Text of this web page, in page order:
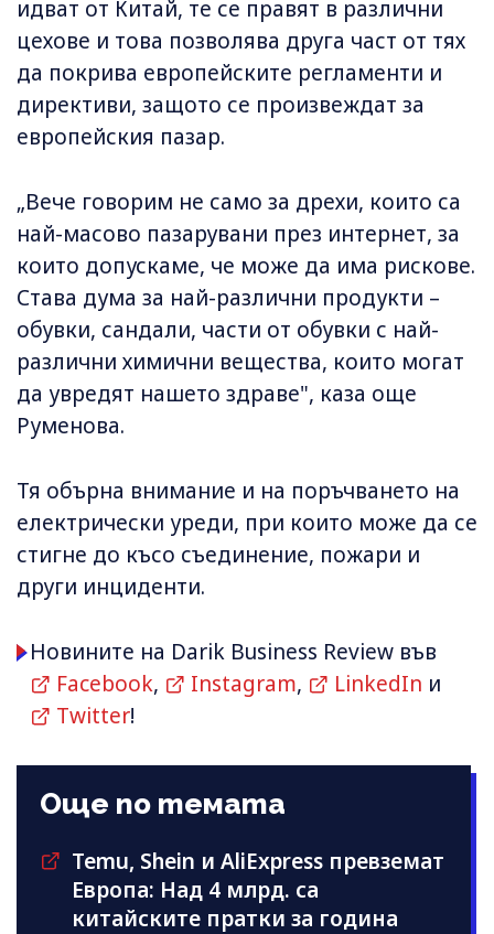
идват от Китай, те се правят в различни
цехове и това позволява друга част от тях
да покрива европейските регламенти и
директиви, защото се произвеждат за
европейския пазар.
„Вече говорим не само за дрехи, които са
най-масово пазарувани през интернет, за
които допускаме, че може да има рискове.
Става дума за най-различни продукти –
обувки, сандали, части от обувки с най-
различни химични вещества, които могат
да увредят нашето здраве", каза още
Руменова.
Тя обърна внимание и на поръчването на
електрически уреди, при които може да се
стигне до късо съединение, пожари и
други инциденти.
Новините на Darik Business Review във
Facebook, Instagram, LinkedIn и
Twitter!
Още по темата
Temu, Shein и AliExpress превземат
Европа: Над 4 млрд. са
китайските пратки за година